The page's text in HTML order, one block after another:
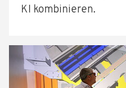
KI kombinieren.